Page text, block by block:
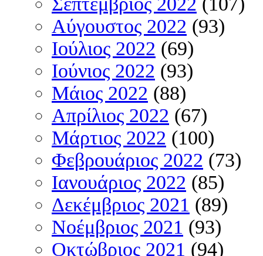
Αύγουστος 2022 (93)
Ιούλιος 2022 (69)
Ιούνιος 2022 (93)
Μάιος 2022 (88)
Απρίλιος 2022 (67)
Μάρτιος 2022 (100)
Φεβρουάριος 2022 (73)
Ιανουάριος 2022 (85)
Δεκέμβριος 2021 (89)
Νοέμβριος 2021 (93)
Οκτώβριος 2021 (94)